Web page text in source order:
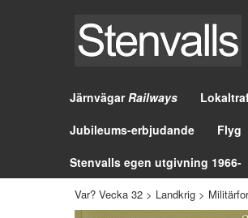
JärnvägarRailways
Jubileums-erbjudande
Flyg
Stenvalls egen utgivning 1966-
Var? Vecka 32 > Landkrig >